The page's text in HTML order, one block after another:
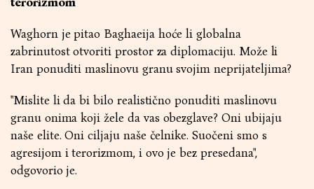
Waghorn je pitao Baghaeija hoće li globalna
zabrinutost otvoriti prostor za diplomaciju. Može li
Iran ponuditi maslinovu granu svojim neprijateljima?
"Mislite li da bi bilo realistično ponuditi maslinovu
granu onima koji žele da vas obezglave? Oni ubijaju
naše elite. Oni ciljaju naše čelnike. Suočeni smo s
agresijom i terorizmom, i ovo je bez presedana",
odgovorio je.